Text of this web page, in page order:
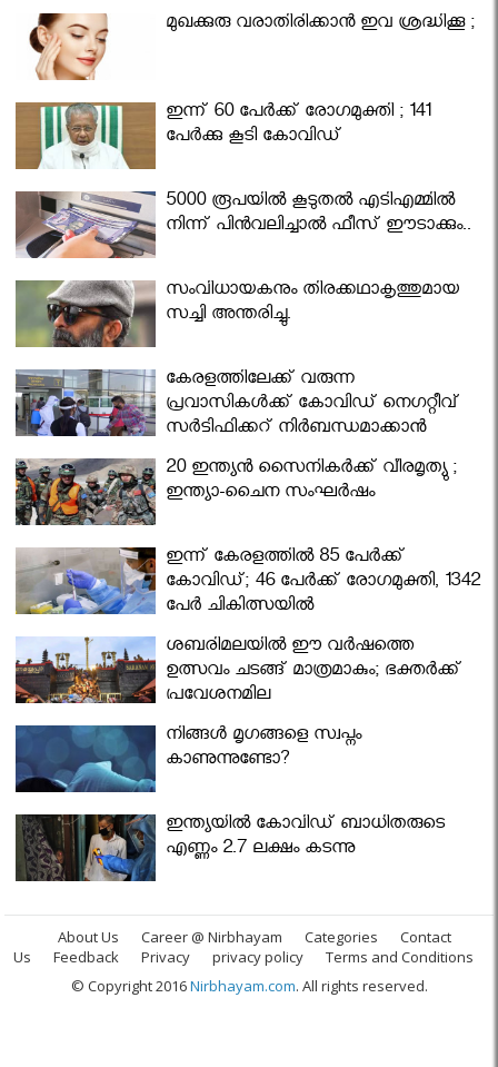
മുഖക്കുരു വരാതിരിക്കാന്‍ ഇവ ശ്രദ്ധിക്കൂ ;
ഇന്ന് 60 പേർക്ക് രോഗമുക്തി ; 141
പേര്‍ക്കു കൂടി കോവിഡ്
5000 രൂപയിൽ കൂടുതൽ എടിഎമ്മിൽ
നിന്ന് പിൻവലിച്ചാൽ ഫീസ് ഈടാക്കും..
സംവിധായകനും തിരക്കഥാകൃത്തുമായ
സച്ചി അന്തരിച്ചു.
കേരളത്തിലേക്ക് വരുന്ന
പ്രവാസികള്‍ക്ക് കോവിഡ് നെഗറ്റീവ്
സര്‍ട്ടിഫിക്കറ്റ് നിർബന്ധമാക്കാൻ
മന്ത്രിസഭ
20 ഇന്ത്യൻ സൈനികർക്ക് വീരമൃത്യു ;
ഇന്ത്യാ-ചൈന സംഘർഷം
ഇന്ന് കേരളത്തിൽ 85 പേർക്ക്
കോവിഡ്; 46 പേർക്ക് രോഗമുക്തി, 1342
പേർ ചികിത്സയിൽ
ശബരിമലയില്‍ ഈ വർഷത്തെ
ഉത്സവം ചടങ്ങ് മാത്രമാകും; ഭക്തർക്ക്
പ്രവേശനമില്ല
നിങ്ങള്‍ മൃഗങ്ങളെ സ്വപ്നം
കാണുന്നുണ്ടോ?
ഇന്ത്യയിൽ കോവിഡ് ബാധിതരുടെ
എണ്ണം 2.7 ലക്ഷം കടന്നു
About Us Career @ Nirbhayam Categories
Contact
Us
Feedback Privacy privacy policy
Terms and Conditions
© Copyright 2016Nirbhayam.com. All rights reserved.